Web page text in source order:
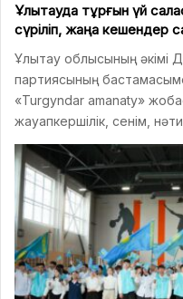
Ұлытауда тұрғын үй
сүріліп, жаңа кешендер
Ұлытау облысының әкімі
партиясының
«Turgyndar amanaty»
жауапкершілік, сенім,